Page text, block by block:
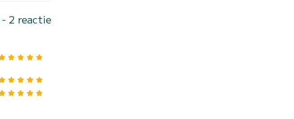
- 2 reactie